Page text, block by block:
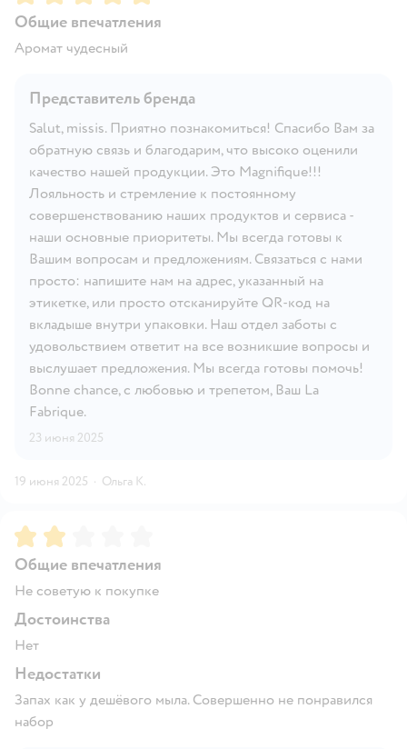
Общие впечатления
Аромат чудесный
Представитель бренда
Salut, missis. Приятно познакомиться! Спасибо Вам за
обратную связь и благодарим, что высоко оценили
качество нашей продукции. Это Magnifique!!!
Лояльность и стремление к постоянному
совершенствованию наших продуктов и сервиса -
наши основные приоритеты. Мы всегда готовы к
Вашим вопросам и предложениям. Связаться с нами
просто: напишите нам на адрес, указанный на
этикетке, или просто отсканируйте QR-код на
вкладыше внутри упаковки. Наш отдел заботы с
удовольствием ответит на все возникшие вопросы и
выслушает предложения. Мы всегда готовы помочь!
Bonne chance, с любовью и трепетом, Ваш La
Fabrique.
23 июня 2025
19 июня 2025 · Ольга К.
Рейтинг:
Общие впечатления
Не советую к покупке
Достоинства
Нет
Недостатки
Запах как у дешёвого мыла. Совершенно не понравился
набор